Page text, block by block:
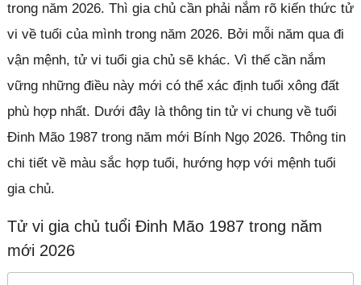
trong năm 2026. Thì gia chủ cần phải nắm rõ kiến thức tử
vi về tuổi của mình trong năm 2026. Bởi mỗi năm qua đi
vận mệnh, tử vi tuổi gia chủ sẽ khác. Vì thế cần nắm
vững những điều này mới có thể xác định tuổi xông đất
phù hợp nhất. Dưới đây là thông tin tử vi chung về tuổi
Đinh Mão 1987 trong năm mới Bính Ngọ 2026. Thông tin
chi tiết về màu sắc hợp tuổi, hướng hợp với mệnh tuổi
gia chủ.
Tử vi gia chủ tuổi Đinh Mão 1987 trong năm
mới 2026